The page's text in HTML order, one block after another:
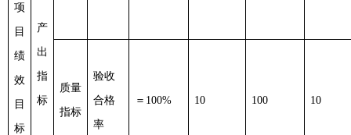
项
目
绩
效
目
标
产
出
指
标
质量
指标
验收
合格
率
＝ 100% 10 100 10